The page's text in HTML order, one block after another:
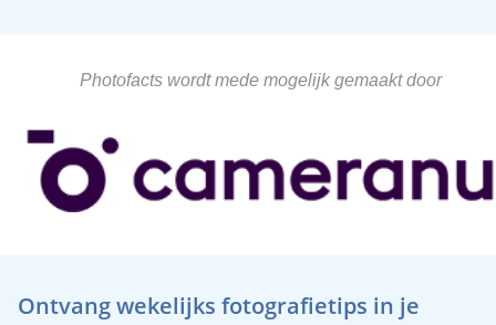
Photofacts wordt mede mogelijk gemaakt door
Ontvang wekelijks fotografietips in je